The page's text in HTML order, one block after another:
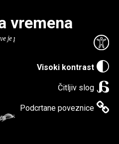
Visoki kontrast
Čitljiv slog
Podcrtane poveznice
vremena
je puno knjiga.